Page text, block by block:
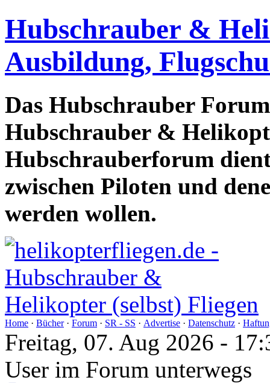
Hubschrauber &
Ausbildung,
Das Hubschrauber
Hubschrauber &
Hubschrauberforum
zwischen Piloten und
werden wollen.
Home · Bücher· Forum · SR - SS · Advertise · Datenschutz ·
Freitag, 07. Aug 2026 -
User im Forum unterwegs